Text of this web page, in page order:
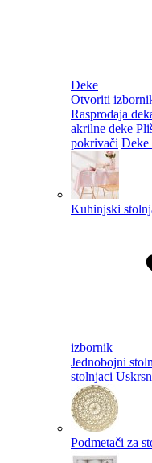
Deke
Otvoriti
Rasprodaja
akrilne deke
pokrivači Deke
Kuhinjski
izbornik
Jednobojni
stolnjaci
Podmetači za